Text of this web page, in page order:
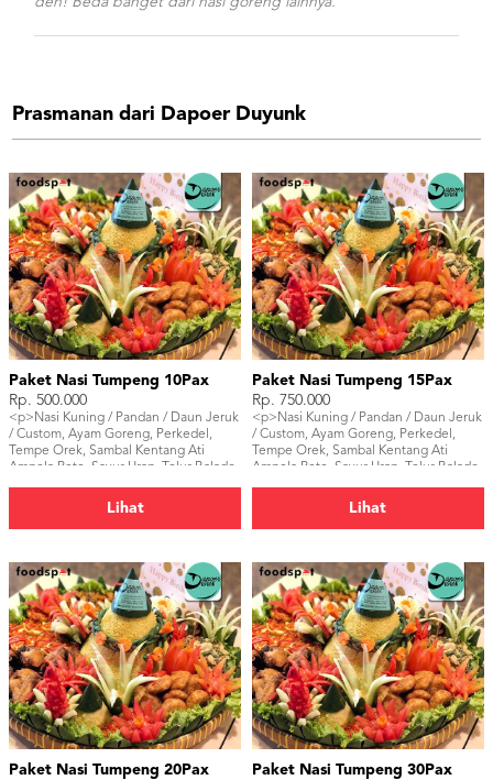
Prasmanan dari Dapoer Duyunk
Paket Nasi Tumpeng 10Pax
Rp. 500.000
<p>Nasi Kuning / Pandan / Daun Jeruk
/ Custom, Ayam Goreng, Perkedel,
Tempe Orek, Sambal Kentang Ati
Ampela Pete, Sayur Urap, Telur Balado.
</p>
Lihat
Paket Nasi Tumpeng 15Pax
Rp. 750.000
<p>Nasi Kuning / Pandan / Daun Jeruk
/ Custom, Ayam Goreng, Perkedel,
Tempe Orek, Sambal Kentang Ati
Ampela Pete, Sayur Urap, Telur Balado.
</p>
Lihat
Paket Nasi Tumpeng 20Pax
Paket Nasi Tumpeng 30Pax